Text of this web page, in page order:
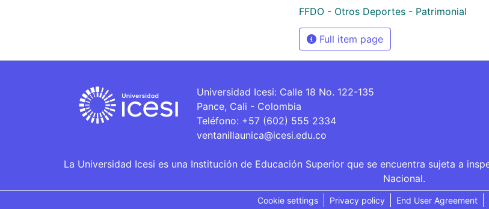
FFDO - Otros Deportes - Patrimonial
Full item page
Universidad Icesi: Calle 18 No. 122-135
Pance, Cali - Colombia
Teléfono: +57 (602) 555 2334
ventanillaunica@icesi.edu.co
La Universidad Icesi es una Institución de Educación Superior que se encuentra sujeta a
Nacional.
Cookie settings Privacy policy End User Agreement